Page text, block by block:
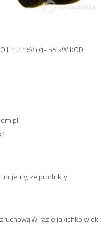
II 1.2 16V 01- 55 kW KOD
ze produkty
razie jakichkolwiek